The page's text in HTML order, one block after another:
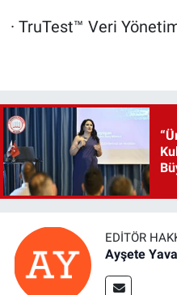
· TruTest™ Veri
EDITÖR
Ayşete